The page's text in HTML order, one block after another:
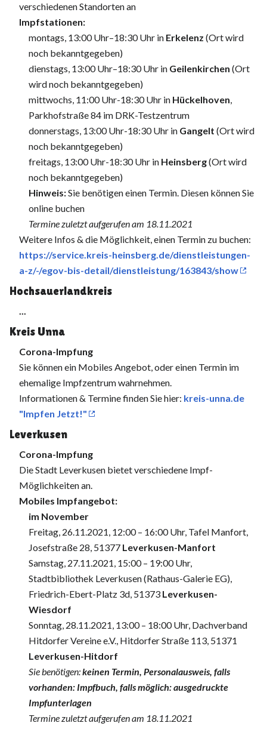
verschiedenen Standorten an
Impfstationen:
montags, 13:00 Uhr–18:30 Uhr in Erkelenz (Ort wird
noch bekanntgegeben)
dienstags, 13:00 Uhr–18:30 Uhr in Geilenkirchen (Ort
wird noch bekanntgegeben)
mittwochs, 11:00 Uhr-18:30 Uhr in Hückelhoven,
Parkhofstraße 84 im DRK-Testzentrum
donnerstags, 13:00 Uhr-18:30 Uhr in Gangelt (Ort wird
noch bekanntgegeben)
freitags, 13:00 Uhr-18:30 Uhr in Heinsberg(Ort wird
noch bekanntgegeben)
Hinweis:Sie benötigen einen Termin. Diesen können Sie
online buchen
Termine zuletzt aufgerufen am 18.11.2021
Weitere Infos & die Möglichkeit, einen Termin zu buchen:
https://service.kreis-heinsberg.de/dienstleistungen-
a-z/-/egov-bis-detail/dienstleistung/163843/show
Hochsauerlandkreis
...
Kreis Unna
Corona-Impfung
Sie können ein Mobiles Angebot, oder einen Termin im
ehemalige Impfzentrum wahrnehmen.
Informationen & Termine finden Sie hier: kreis-unna.de
"Impfen Jetzt!"
Leverkusen
Corona-Impfung
Die Stadt Leverkusen bietet verschiedene Impf-
Möglichkeiten an.
Mobiles Impfangebot:
im November
Freitag, 26.11.2021, 12:00 – 16:00 Uhr, Tafel Manfort,
Josefstraße 28, 51377 Leverkusen-Manfort
Samstag, 27.11.2021, 15:00 – 19:00 Uhr,
Stadtbibliothek Leverkusen (Rathaus-Galerie EG),
Friedrich-Ebert-Platz 3d, 51373 Leverkusen-
Wiesdorf
Sonntag, 28.11.2021, 13:00 – 18:00 Uhr, Dachverband
Hitdorfer Vereine e.V., Hitdorfer Straße 113, 51371
Leverkusen-Hitdorf
Sie benötigen:keinen Termin, Personalausweis, falls
vorhanden: Impfbuch, falls möglich: ausgedruckte
Impfunterlagen
Termine zuletzt aufgerufen am 18.11.2021